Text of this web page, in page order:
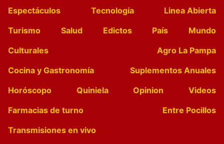
Espectáculos
Tecnología
Linea Abierta
Turismo
Salud Edictos País
Mundo
Culturales
Agro La Pampa
Cocina y Gastronomía
Suplementos Anuales
Horóscopo
Quiniela Opinion
Videos
Farmacias de turno
Entre Pocillos
Transmisiones en vivo